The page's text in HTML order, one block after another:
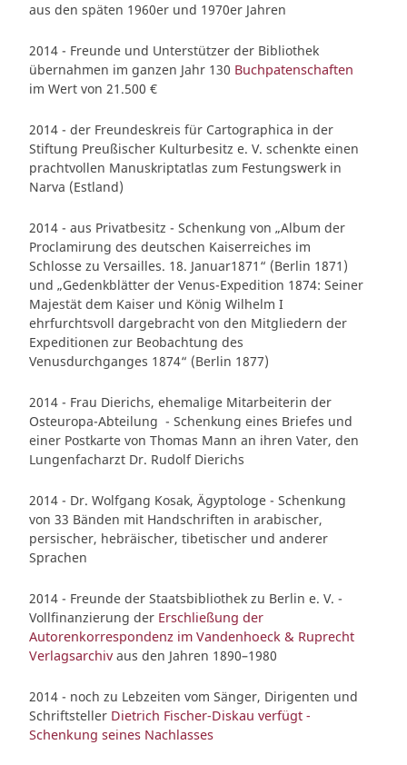
aus den späten 1960er und 1970er Jahren
2014 - Freunde und Unterstützer der Bibliothek
übernahmen im ganzen Jahr 130 Buchpatenschaften
im Wert von 21.500 €
2014 - der Freundeskreis für Cartographica in der
Stiftung Preußischer Kulturbesitz e. V. schenkte einen
prachtvollen Manuskriptatlas zum Festungswerk in
Narva (Estland)
2014 - aus Privatbesitz - Schenkung von „Album der
Proclamirung des deutschen Kaiserreiches im
Schlosse zu Versailles. 18. Januar1871“ (Berlin 1871)
und „Gedenkblätter der Venus-Expedition 1874: Seiner
Majestät dem Kaiser und König Wilhelm I
ehrfurchtsvoll dargebracht von den Mitgliedern der
Expeditionen zur Beobachtung des
Venusdurchganges 1874“ (Berlin 1877)
2014 - Frau Dierichs, ehemalige Mitarbeiterin der
Osteuropa-Abteilung - Schenkung eines Briefes und
einer Postkarte von Thomas Mann an ihren Vater, den
Lungenfacharzt Dr. Rudolf Dierichs
2014 - Dr. Wolfgang Kosak, Ägyptologe - Schenkung
von 33 Bänden mit Handschriften in arabischer,
persischer, hebräischer, tibetischer und anderer
Sprachen
2014 - Freunde der Staatsbibliothek zu Berlin e. V. -
Vollfinanzierung der Erschließung der
Autorenkorrespondenz im Vandenhoeck & Ruprecht
Verlagsarchivaus den Jahren 1890–1980
2014 - noch zu Lebzeiten vom Sänger, Dirigenten und
Schriftsteller Dietrich Fischer-Diskau verfügt -
Schenkung seines Nachlasses